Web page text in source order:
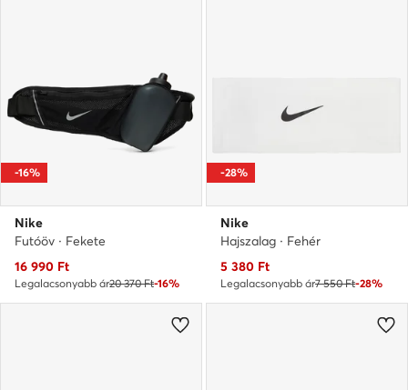
-16%
Nike
Futóöv · Fekete
Aktuális ár
16 990 Ft
Legalacsonyabb ár20 370 Ft-16%
-28%
Nike
Hajszalag · Fehér
Aktuális ár
5 380 Ft
Legalacsonyabb ár7 550 Ft-28%